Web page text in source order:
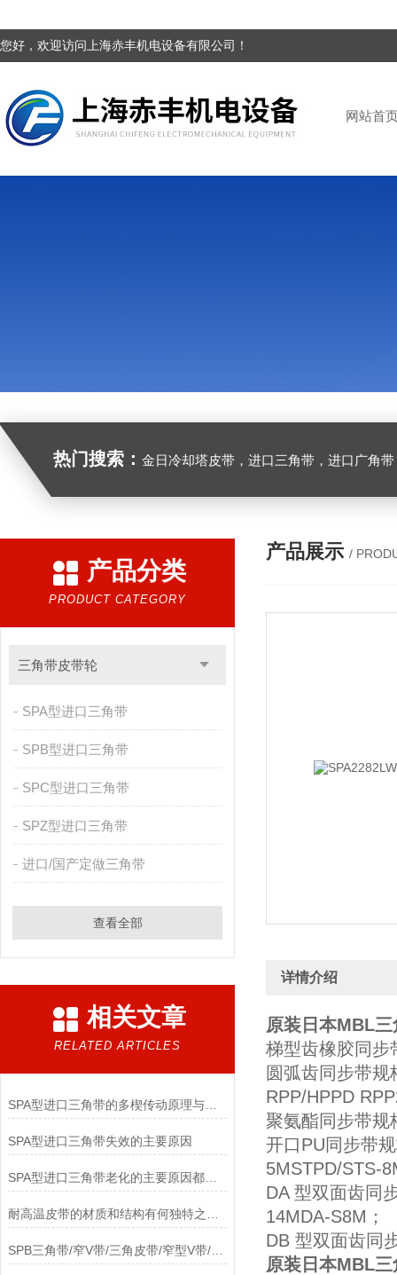
您好，欢迎访问上海赤丰机电设备有限公司！
网站首
热门搜索： 金日冷却塔皮带，进口三角带，进口广角带，进口同步带，进口空压机皮
产品分类
PRODUCT CATEGORY
三角带皮带轮
SPA型进口三角带
SPB型进口三角带
SPC型进口三角带
SPZ型进口三角带
进口/国产定做三角带
查看全部
相关文章
RELATED ARTICLES
SPA型进口三角带的多楔传动原理与紧凑空间驱动实践
SPA型进口三角带失效的主要原因
SPA型进口三角带老化的主要原因都有哪些呢？
SPB三角带/窄V带/三角皮带/窄型V带/窄型三角带
产品展示 /
详情介绍
原装日本MBL
梯型齿橡胶同步
圆弧齿同步带
RPP/HPPD
聚氨酯同步带规
开口PU同步带
5MSTPD/STS-
DA 型双面齿同
14MDA-S8M；
DB 型双面齿同
原装日本MBL